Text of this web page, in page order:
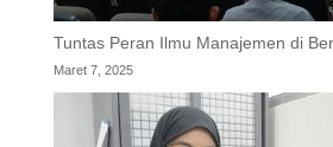
Tuntas Peran Ilmu Manajemen di
Maret 7, 2025